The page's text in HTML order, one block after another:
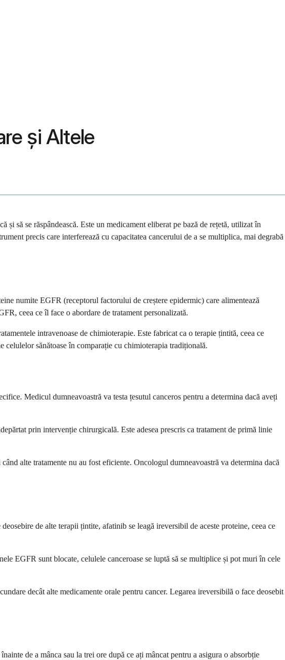
și Altele
să se răspândească. Este un medicament eliberat pe bază de rețetă, utilizat în
precis care interferează cu capacitatea cancerului de a se multiplica, mai degrabă
numite EGFR (receptorul factorului de creștere epidermic) care alimentează
ceea ce îl face o abordare de tratament personalizată.
intravenoase de chimioterapie. Este fabricat ca o terapie țintită, ceea ce
celulelor sănătoase în comparație cu chimioterapia tradițională.
Medicul dumneavoastră va testa țesutul canceros pentru a determina dacă aveți
prin intervenție chirurgicală. Este adesea prescris ca tratament de primă linie
alte tratamente nu au fost eficiente. Oncologul dumneavoastră va determina dacă
de alte terapii țintite, afatinib se leagă ireversibil de aceste proteine, ceea ce
EGFR sunt blocate, celulele canceroase se luptă să se multiplice și pot muri în cele
decât alte medicamente orale pentru cancer. Legarea ireversibilă o face deosebit
de a mânca sau la trei ore după ce ați mâncat pentru a asigura o absorbție